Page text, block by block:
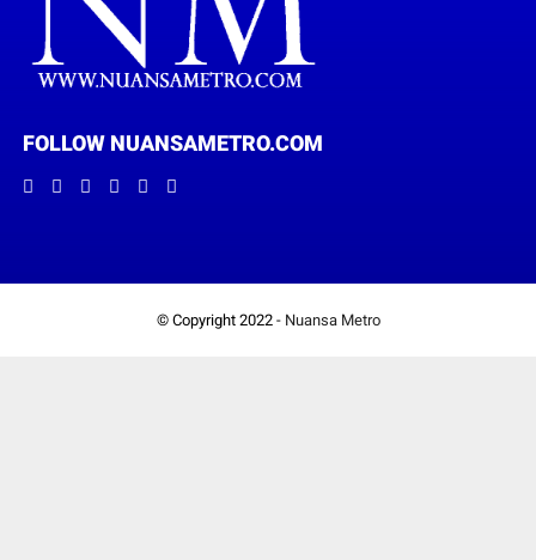
FOLLOW NUANSAMETRO.COM
© Copyright 2022 - Nuansa Metro